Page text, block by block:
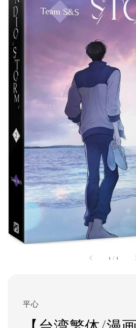
1 /1
平心